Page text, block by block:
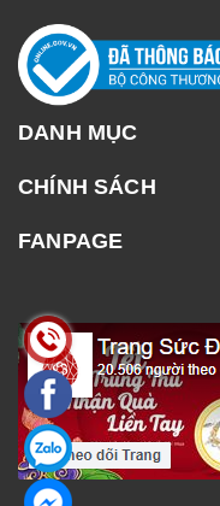
DANH MỤC
CHÍNH SÁCH
FANPAGE